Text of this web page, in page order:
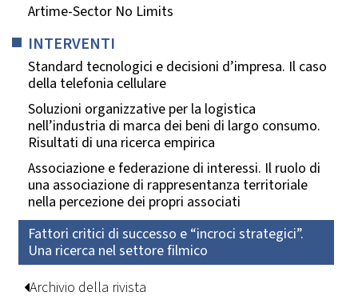
Artime-Sector No Limits
INTERVENTI
Standard tecnologici e decisioni d’impresa. Il caso
della telefonia cellulare
Soluzioni organizzative per la logistica
nell’industria di marca dei beni di largo consumo.
Risultati di una ricerca empirica
Associazione e federazione di interessi. Il ruolo di
una associazione di rappresentanza territoriale
nella percezione dei propri associati
Fattori critici di successo e “incroci strategici”.
Una ricerca nel settore filmico
Archivio della rivista